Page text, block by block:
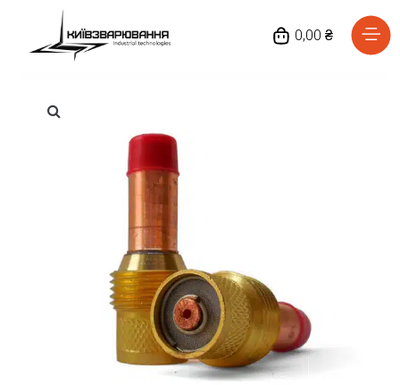
0,00 ₴
Головна
Каталог товарів
Доставка та оплата
Повернення та обмін